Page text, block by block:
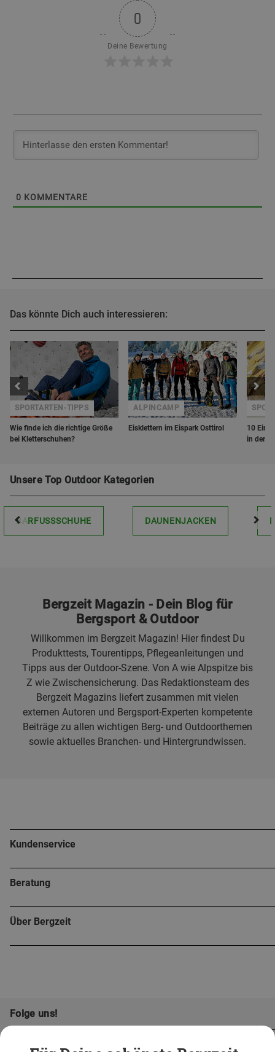
0
Deine Bewertung
0 KOMMENTARE
Das könnte Dich auch interessieren:
Wie finde ich die richtige Größe
bei Kletterschuhen?
SPORTARTEN-TIPPS
Eisklettern im Eispark Osttirol
ALPINCAMP
10
in der
Unsere Top Outdoor Kategorien
BARFUSSSCHUHE DAUNENJACKEN
Bergzeit Magazin - Dein Blog für
Bergsport & Outdoor
Willkommen im Bergzeit Magazin! Hier findest Du
Produkttests, Tourentipps, Pflegeanleitungen und
Tipps aus der Outdoor-Szene. Von A wie Alpspitze bis
Z wie Zwischensicherung. Das Redaktionsteam des
Bergzeit Magazins liefert zusammen mit vielen
externen Autoren und Bergsport-Experten kompetente
Beiträge zu allen wichtigen Berg- und Outdoorthemen
sowie aktuelles Branchen- und Hintergrundwissen.
Kundenservice
Beratung
Über Bergzeit
Folge uns!